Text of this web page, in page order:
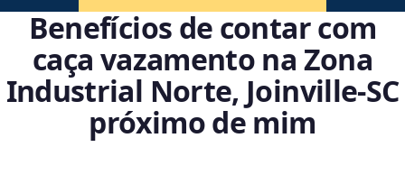
Benefícios de contar com
caça vazamento na Zona
Industrial Norte, Joinville‑SC
próximo de mim